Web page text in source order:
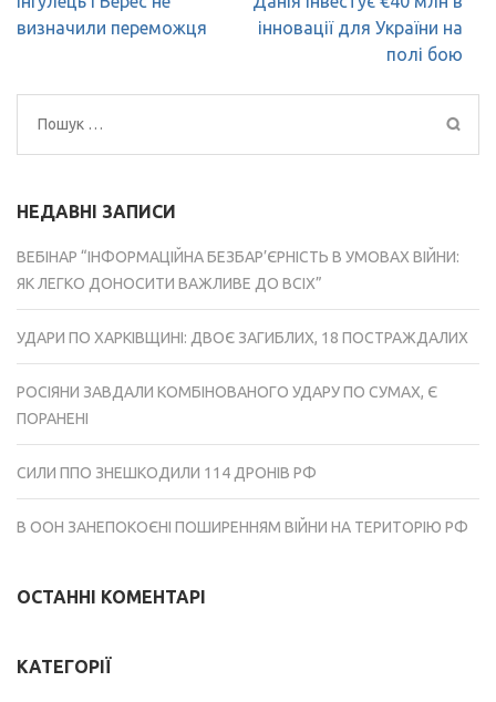
записів
визначили переможця
інновації для України на
полі бою
Пошук:
НЕДАВНІ ЗАПИСИ
ВЕБІНАР “ІНФОРМАЦІЙНА БЕЗБАР’ЄРНІСТЬ В УМОВАХ ВІЙНИ:
ЯК ЛЕГКО ДОНОСИТИ ВАЖЛИВЕ ДО ВСІХ”
УДАРИ ПО ХАРКІВЩИНІ: ДВОЄ ЗАГИБЛИХ, 18 ПОСТРАЖДАЛИХ
РОСІЯНИ ЗАВДАЛИ КОМБІНОВАНОГО УДАРУ ПО СУМАХ, Є
ПОРАНЕНІ
СИЛИ ППО ЗНЕШКОДИЛИ 114 ДРОНІВ РФ
В ООН ЗАНЕПОКОЄНІ ПОШИРЕННЯМ ВІЙНИ НА ТЕРИТОРІЮ РФ
ОСТАННІ КОМЕНТАРІ
КАТЕГОРІЇ